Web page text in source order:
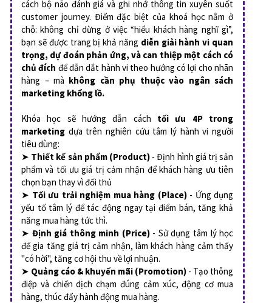
cách bộ não đánh giá và ghi nhớ thông tin xuyên suốt
customer journey. Điểm đặc biệt của khoá học nằm ở
chỗ: không chỉ dừng ở việc “hiểu khách hàng nghĩ gì”,
bạn sẽ được trang bị khả năng diễn giải hành vi quan
trọng, dự đoán phản ứng, và can thiệp một cách có
chủ đích để dẫn dắt hành vi theo hướng có lợi cho nhãn
hàng – mà không cần phụ thuộc vào ngân sách
marketing khổng lồ.
Khóa học sẽ hướng dẫn cách tối ưu 4P trong
marketing dựa trên nghiên cứu tâm lý hành vi người
tiêu dùng:
➤ Thiết kế sản phẩm (Product)- Định hình giá trị sản
phẩm và tối ưu giá trị cảm nhận để khách hàng ưu tiên
chọn bạn thay vì đối thủ
➤ Tối ưu trải nghiệm mua hàng (Place) - Ứng dụng
yếu tố tâm lý để tác động ngay tại điểm bán, tăng khả
năng mua hàng tức thì.
➤ Định giá thông minh (Price)- Sử dụng tâm lý học
để gia tăng giá trị cảm nhận, làm khách hàng cảm thấy
"có hời", tăng cơ hội thu về lợi nhuận.
➤ Quảng cáo & khuyến mãi (Promotion) - Tạo thông
điệp và chiến dịch chạm đúng cảm xúc, động cơ mua
hàng, thúc đẩy hành động mua hàng.